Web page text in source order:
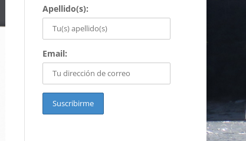
Apellido(s):
Email: